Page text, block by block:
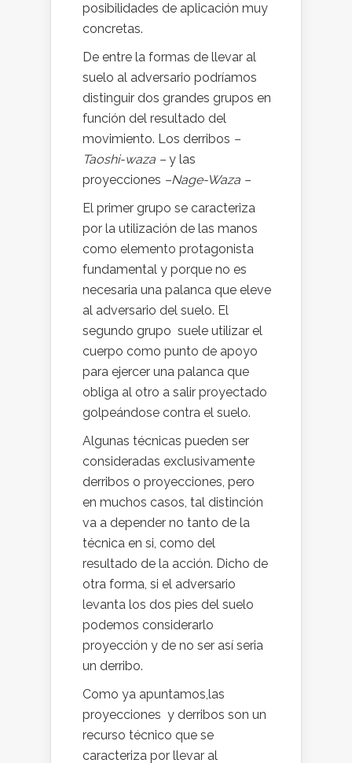
posibilidades de aplicación muy
concretas.
De entre la formas de llevar al
suelo al adversario podríamos
distinguir dos grandes grupos en
función del resultado del
movimiento. Los derribos –
Taoshi-waza –y las
proyecciones –Nage-Waza –
El primer grupo se caracteriza
por la utilización de las manos
como elemento protagonista
fundamental y porque no es
necesaria una palanca que eleve
al adversario del suelo. El
segundo grupo suele utilizar el
cuerpo como punto de apoyo
para ejercer una palanca que
obliga al otro a salir proyectado
golpeándose contra el suelo.
Algunas técnicas pueden ser
consideradas exclusivamente
derribos o proyecciones, pero
en muchos casos, tal distinción
va a depender no tanto de la
técnica en si, como del
resultado de la acción. Dicho de
otra forma, si el adversario
levanta los dos pies del suelo
podemos considerarlo
proyección y de no ser así seria
un derribo.
Como ya apuntamos,las
proyecciones y derribos son un
recurso técnico que se
caracteriza por llevar al